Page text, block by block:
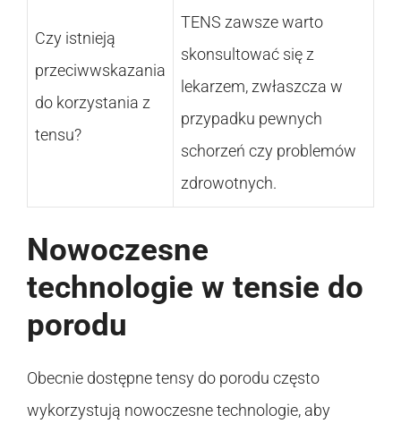
Czy istnieją
przeciwwskazania
do korzystania z
tensu?
TENS zawsze warto
skonsultować się z
lekarzem, zwłaszcza w
przypadku pewnych
schorzeń czy problemów
zdrowotnych.
Nowoczesne
technologie w tensie do
porodu
Obecnie dostępne tensy do porodu często
wykorzystują nowoczesne technologie, aby